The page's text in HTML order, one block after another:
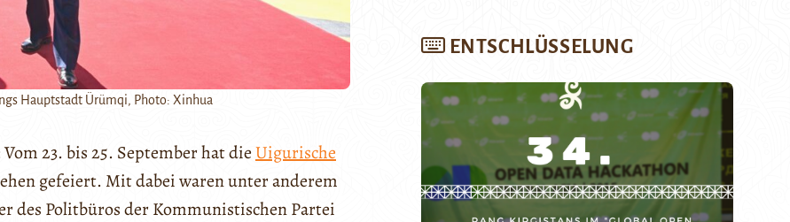
Hauptstadt Ürümqi, Photo: Xinhua
23. bis 25. September hat dieUigurische
gefeiert. Mit dabei waren unter anderem
des Politbüros der Kommunistischen Partei
ENTSCHLÜSSELUNG